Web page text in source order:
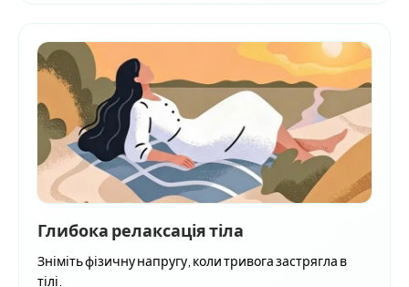
Глибока релаксація тіла
Зніміть фізичну напругу, коли тривога застрягла в
тілі.